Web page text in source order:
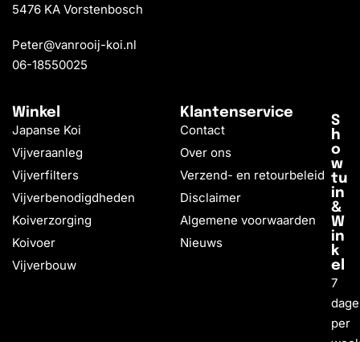
5476 KA Vorstenbosch
Peter@vanrooij-koi.nl
06-18550025
Winkel
Japanse Koi
Vijveraanleg
Vijverfilters
Vijverbenodigdheden
Koiverzorging
Koivoer
Vijverbouw
Klantenservice
Contact
Over ons
Verzend- en retourbeleid
Disclaimer
Algemene voorwaarden
Nieuws
S
h
o
w
tu
in
&
W
in
k
el
7
per